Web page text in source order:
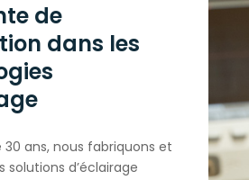
de
dans les
30 ans, nous fabriquons et
solutions d’éclairage